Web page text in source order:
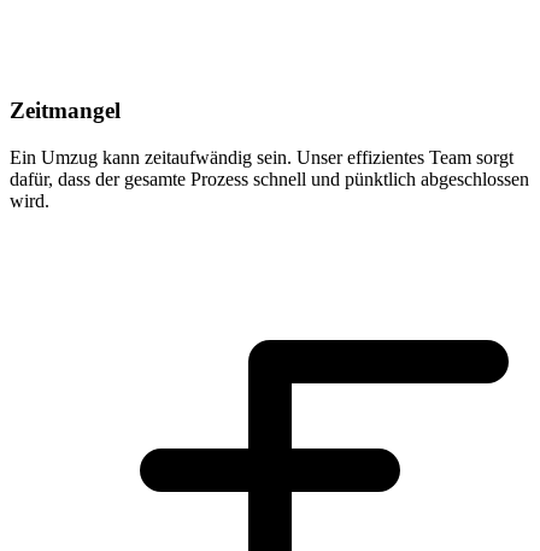
Zeitmangel
Ein Umzug kann zeitaufwändig sein. Unser effizientes Team sorgt
dafür, dass der gesamte Prozess schnell und pünktlich abgeschlossen
wird.